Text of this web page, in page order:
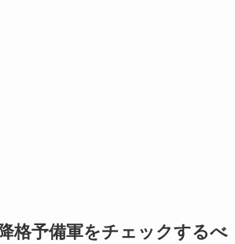
格予備軍をチェックするべ